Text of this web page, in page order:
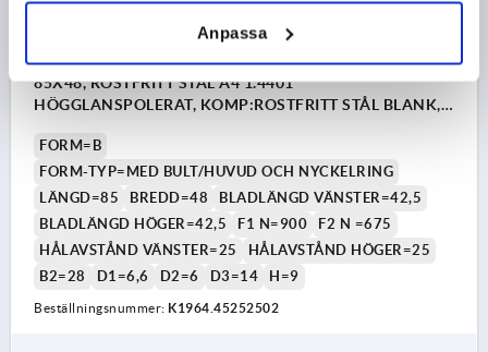
Anpassa
GÅNGJÄRN FORM:B M.BOLZEN/KOPF U.SCHLÜSS.R
85X48, ROSTFRITT STÅL A4 1.4401
HÖGGLANSPOLERAT, KOMP:ROSTFRITT STÅL BLANK,
FORM=B
FORM-TYP=MED BULT/HUVUD OCH NYCKELRING
LÄNGD=85
BREDD=48
BLADLÄNGD VÄNSTER=42,5
BLADLÄNGD HÖGER=42,5
F1 N=900
F2 N =675
HÅLAVSTÅND VÄNSTER=25
HÅLAVSTÅND HÖGER=25
B2=28
D1=6,6 D2=6 D3=14 H=9
Beställningsnummer: K1964.45252502